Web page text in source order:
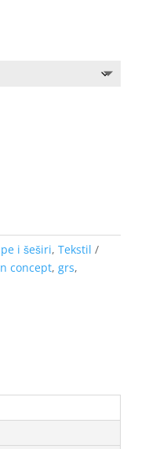
i šeširi, Tekstil
concept, grs,